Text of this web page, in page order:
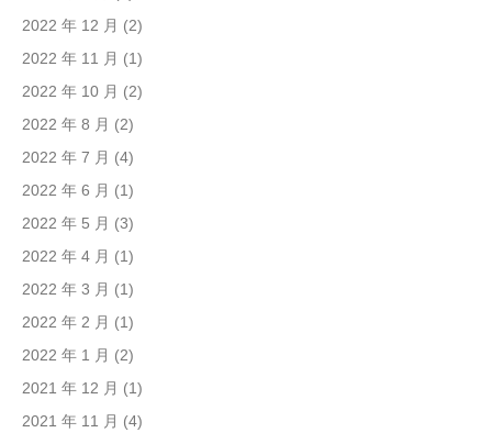
2022 年 12 月 (2)
2022 年 11 月 (1)
2022 年 10 月 (2)
2022 年 8 月 (2)
2022 年 7 月 (4)
2022 年 6 月 (1)
2022 年 5 月 (3)
2022 年 4 月 (1)
2022 年 3 月 (1)
2022 年 2 月 (1)
2022 年 1 月 (2)
2021 年 12 月 (1)
2021 年 11 月 (4)